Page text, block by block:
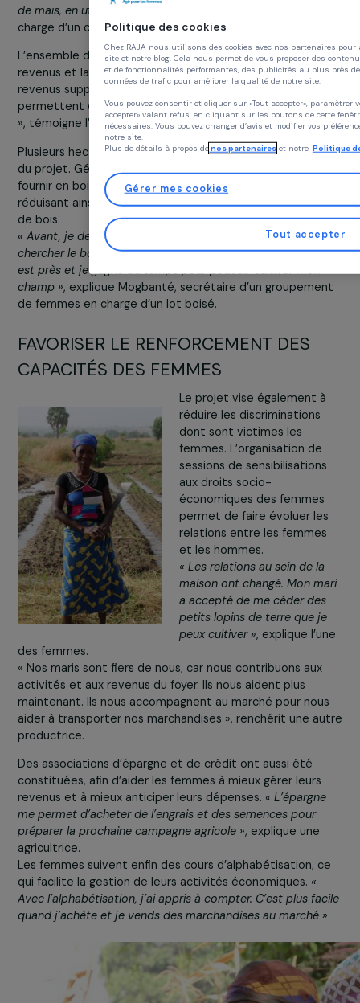
productrices puissent tester différentes techniques
(comparaison entre l’utilisation d’engrais naturels ou
chimiques par exemple).
« Avant, on utilisait 3 sacs d’engrais chimique pour
4 à 5 sacs de maïs. Cette année, nous avons récolté 10
de maïs, en utilisant du compost ! »
charge d’un champ école.
L’ensemble des activités permettent d’améliorer les
revenus et la sécurité alimentaire des familles. « Les
revenus supplémentaires que j’ai grâce au projet me
permettent de payer les frais de scolarité de mes
», témoigne l’une des femmes.
Plusieurs hectares sont également reboisés dans le
du projet. Gérés par les femmes, ils leur permettent de
fournir en bois de chauffe à proximité de leurs
réduisant ainsi le temps qu’elles consacrent à la
de bois.
« Avant, je devais quitter la maison tôt le matin pour aller
chercher le bois, et je rentrais tard le soir. Maintenant, le
est près et je gagne du temps pour pouvoir cultiver mon
champ », explique Mogbanté, secrétaire d’un
de femmes en charge d’un lot boisé.
FAVORISER LE RENFORCEMENT DES
CAPACITÉS DES FEMMES
Le projet vise également
réduire les discriminations
femmes. L’organisation de
sessions de
aux droits socio-
économiques des
relations entre les
et les hommes.
« Les relations au sein de
maison ont changé. Mon
a accepté de me céder
peux cultiver », explique
des femmes.
« Nos maris sont fiers de nous, car nous contribuons aux
maintenant. Ils nous accompagnent au marché pour
aider à transporter nos marchandises », renchérit une
productrice.
Politique des cookies
Chez RAJA nous utilisons des cookies avec nos
site et notre blog. Cela nous permet de vous proposer
Vous pouvez consentir et cliquer sur «Tout accepter»,
accepter» valant refus, en cliquant sur les boutons de
nécessaires. Vous pouvez changer d’avis et modifier
Gérer mes cookies
Tout